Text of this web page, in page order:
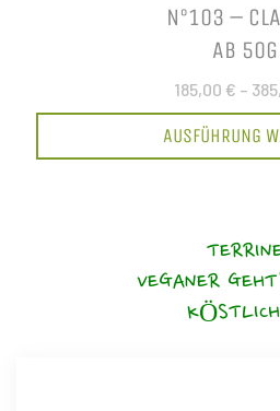
N°103 –
AB 50G
185,00 € –
AUSFÜHRUNG
VEGANER